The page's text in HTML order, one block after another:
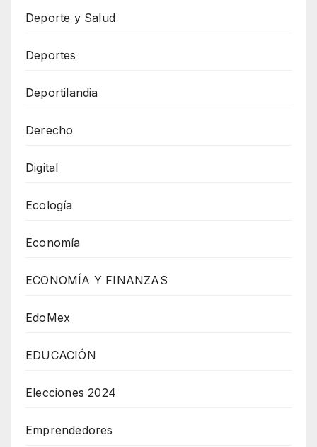
Deporte y Salud
Deportes
Deportilandia
Derecho
Digital
Ecología
Economía
ECONOMÍA Y FINANZAS
EdoMex
EDUCACIÓN
Elecciones 2024
Emprendedores